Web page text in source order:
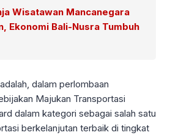
Wisatawan Mancanegara
Ekonomi Bali-Nusra Tumbuh
dalam perlombaan
Majukan Transportasi
dalam kategori sebagai salah satu
berkelanjutan terbaik di tingkat